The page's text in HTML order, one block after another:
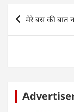
p o
k
Post
navigation
मेरे बस की बात